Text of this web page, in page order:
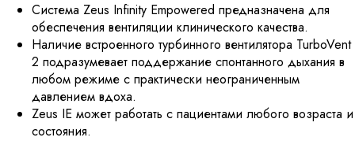
Система Zeus Infinity Empowered предназначена для
обеспечения вентиляции клинического качества.
Наличие встроенного турбинного вентилятора TurboVent
2 подразумевает поддержание спонтанного дыхания в
любом режиме с практически неограниченным
давлением вдоха.
Zeus IE может работать с пациентами любого возраста и
состояния.